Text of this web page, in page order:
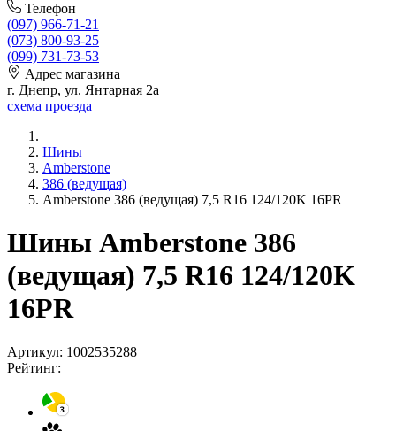
Телефон
(097) 966-71-21
(073) 800-93-25
(099) 731-73-53
Адрес магазина
г. Днепр, ул. Янтарная 2а
схема проезда
Шины
Amberstone
386 (ведущая)
Amberstone 386 (ведущая) 7,5 R16 124/120K 16PR
Шины Amberstone 386
(ведущая) 7,5 R16 124/120K
16PR
Артикул: 1002535288
Рейтинг: